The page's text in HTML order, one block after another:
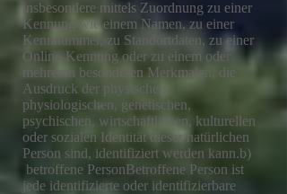
insbesondere mittels Zuordnung zu einer
Kennung wie einem Namen, zu einer
Kennnummer, zu Standortdaten, zu einer
Online-Kennung oder zu einem oder
mehreren besonderen Merkmalen, die
Ausdruck der physischen,
physiologischen, genetischen,
psychischen, wirtschaftlichen, kulturellen
oder sozialen Identität dieser natürlichen
Person sind, identifiziert werden kann.b)
betroffene PersonBetroffene Person ist
jede identifizierte oder identifizierbare